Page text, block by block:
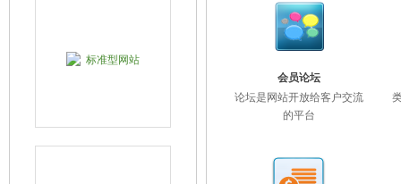
会员论坛
论坛是网站开放给客户交流
的平台